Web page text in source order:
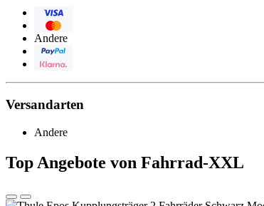
Andere
Versandarten
Andere
Top Angebote von Fahrrad-XXL